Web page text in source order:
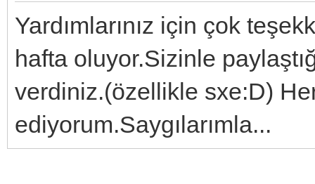
Yardımlarınız için çok
hafta oluyor.Sizinle
verdiniz.(özellikle sxe:D)
ediyorum.Saygılarımla...